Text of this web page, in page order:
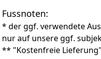
absolute
Zuverlässigkeit. Wir
reibungslosen
Sicherheit und
Zuverlässigkeit Ihres
Fussnoten:
* der ggf. verwendete
nur auf unsere ggf.
** "Kostenfreie